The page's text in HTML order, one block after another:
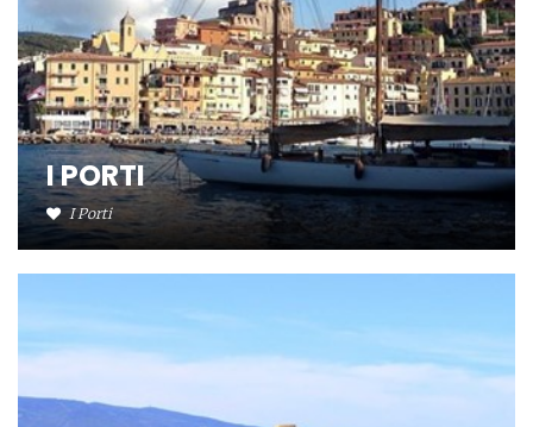
I PORTI
I Porti